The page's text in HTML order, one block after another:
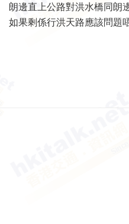
朗邊直上公路對洪水橋同朗
如果剩係行洪天路應該問題